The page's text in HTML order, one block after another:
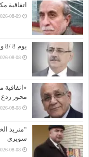
اتفاقية
08-09
يوم 8 /8 والفرح لآخر مرة! فلاح المشعل
08-08
«اتفاقية
محور ردع
08-08
“منريد
سويري
08-08